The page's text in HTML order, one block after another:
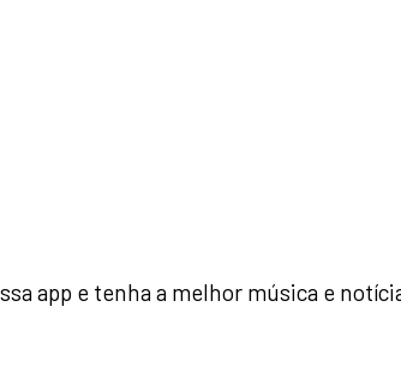
app e tenha a melhor música e